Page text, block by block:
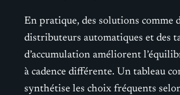
En pratique, des solutions comme
distributeurs automatiques et des
d’accumulation améliorent
à cadence différente. Un tableau
synthétise les choix fréquents